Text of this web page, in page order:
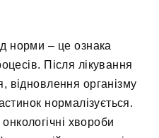
норми – це ознака
Після лікування
відновлення організму
нормалізується.
хвороби